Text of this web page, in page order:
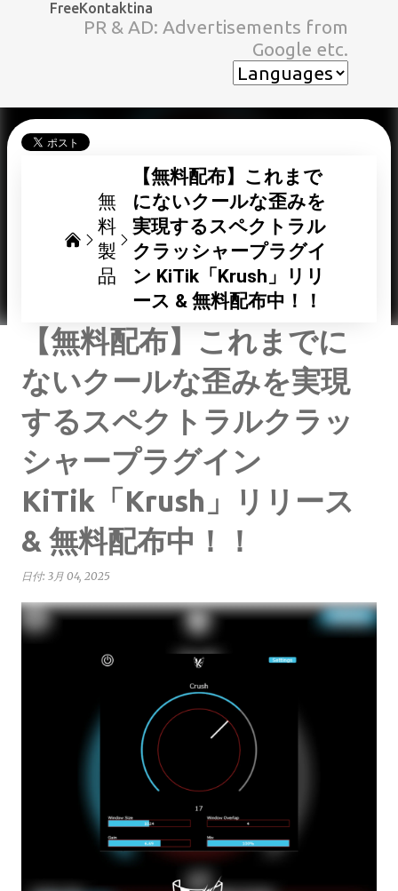
スキップしてメイン コンテンツに移動
FreeKontaktina
PR & AD: Advertisements from
Google etc.
無
料
製
品
【無料配布】これまで
にないクールな歪みを
実現するスペクトラル
クラッシャープラグイ
ン KiTik「Krush」リリ
ース & 無料配布中！！
【無料配布】これまでに
ないクールな歪みを実現
するスペクトラルクラッ
シャープラグイン
KiTik「Krush」リリース
& 無料配布中！！
日付: 3月 04, 2025